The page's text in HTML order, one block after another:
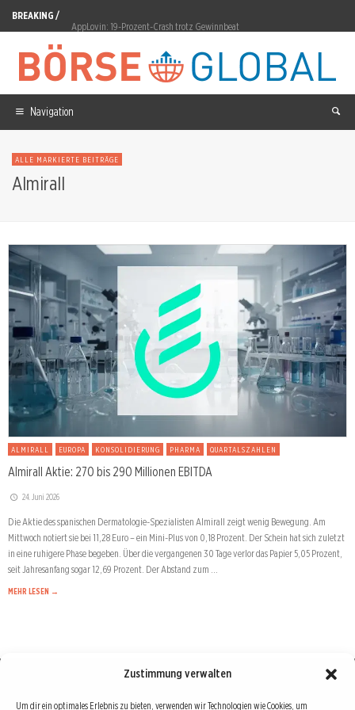
Zustimmung verwalten
Um dir ein optimales Erlebnis zu bieten, verwenden wir Technologien wie Cookies, um
BREAKING /
D-Wave Quantum Aktie: IDC kürt D-Wave zum Leader
The Trade Desk Aktie: Q3-Prognose verfehlt 807 Millionen Dollar
Qiagen Aktie: Dividende um 40 Prozent auf 0,35 Dollar
Cash statt Code: Warum Berkshire jetzt schlägt, was SaaS verspricht
Navigation
ALLE MARKIERTE BEITRÄGE
Almirall
ALMIRALL EUROPA KONSOLIDIERUNG PHARMA QUARTALSZAHLEN
Almirall Aktie: 270 bis 290 Millionen EBITDA
24. Juni 2026
Die Aktie des spanischen Dermatologie-Spezialisten Almirall zeigt wenig Bewegung. Am
Mittwoch notiert sie bei 11,28 Euro – ein Mini-Plus von 0,18 Prozent. Der Schein hat sich zuletzt
in eine ruhigere Phase begeben. Über die vergangenen 30 Tage verlor das Papier 5,05 Prozent,
seit Jahresanfang sogar 12,69 Prozent. Der Abstand zum …
MEHR LESEN →
Börse : lokal, international, global